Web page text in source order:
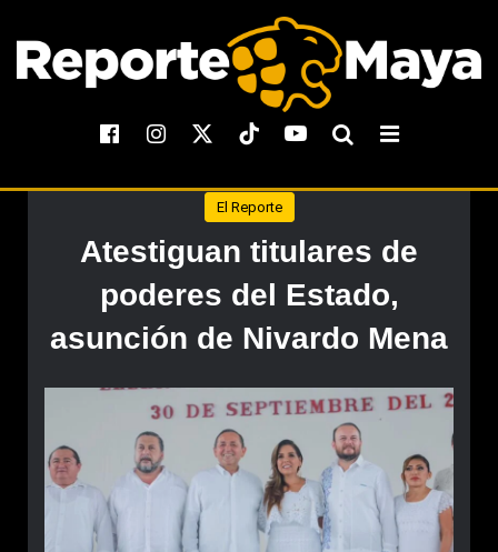
El Reporte
Atestiguan titulares de
poderes del Estado,
asunción de Nivardo Mena